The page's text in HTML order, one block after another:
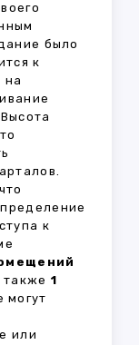
было
к
на
к
также 1
могут
или